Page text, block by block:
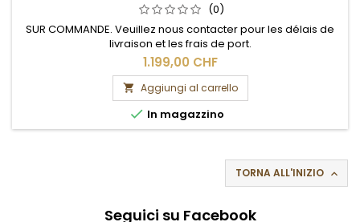
(0)
SUR COMMANDE. Veuillez nous contacter pour les délais de
livraison et les frais de port.
1.199,00 CHF
 Aggiungi al carrello
 In magazzino
TORNA ALL'INIZIO 
Seguici su Facebook